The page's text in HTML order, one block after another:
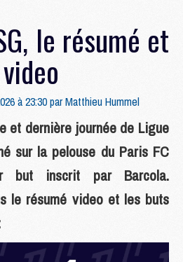
le résumé et
à 23:30 parMatthieu Hummel
et dernière journée de Ligue
sur la pelouse du Paris FC
but inscrit par Barcola.
le résumé video et les buts